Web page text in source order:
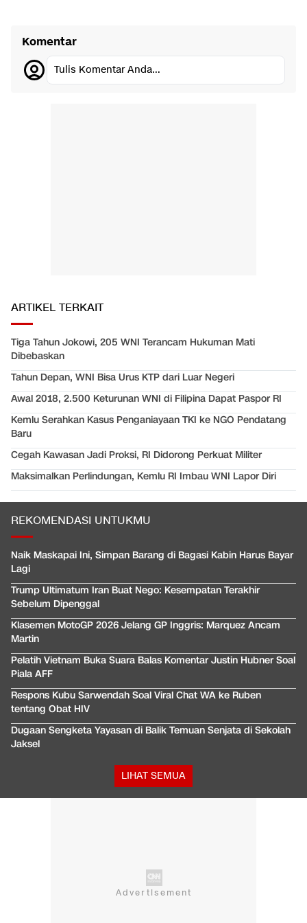
Komentar
Tulis Komentar Anda...
ARTIKEL TERKAIT
Tiga Tahun Jokowi, 205 WNI Terancam Hukuman Mati
Dibebaskan
Tahun Depan, WNI Bisa Urus KTP dari Luar Negeri
Awal 2018, 2.500 Keturunan WNI di Filipina Dapat Paspor RI
Kemlu Serahkan Kasus Penganiayaan TKI ke NGO Pendatang
Baru
Cegah Kawasan Jadi Proksi, RI Didorong Perkuat Militer
Maksimalkan Perlindungan, Kemlu RI Imbau WNI Lapor Diri
REKOMENDASI UNTUKMU
Naik Maskapai Ini, Simpan Barang di Bagasi Kabin Harus Bayar
Lagi
Trump Ultimatum Iran Buat Nego: Kesempatan Terakhir
Sebelum Dipenggal
Klasemen MotoGP 2026 Jelang GP Inggris: Marquez Ancam
Martin
Pelatih Vietnam Buka Suara Balas Komentar Justin Hubner Soal
Piala AFF
Respons Kubu Sarwendah Soal Viral Chat WA ke Ruben
tentang Obat HIV
Dugaan Sengketa Yayasan di Balik Temuan Senjata di Sekolah
Jaksel
LIHAT SEMUA